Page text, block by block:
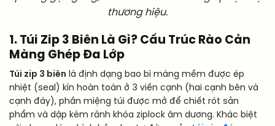
thương hiệu.
1. Túi Zip 3 Biên Là Gì? Cấu Trúc Rào Cản
Màng Ghép Đa Lớp
Túi zip 3 biên là định dạng bao bì màng mềm được ép
nhiệt (seal) kín hoàn toàn ở 3 viền cạnh (hai cạnh bên và
cạnh đáy), phần miệng túi được mở để chiết rót sản
phẩm và dập kèm rãnh khóa ziplock âm dương. Khác biệt